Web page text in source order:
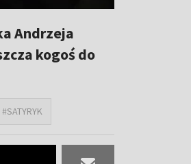
Andrzeja
kogoś do
#SATYRYK